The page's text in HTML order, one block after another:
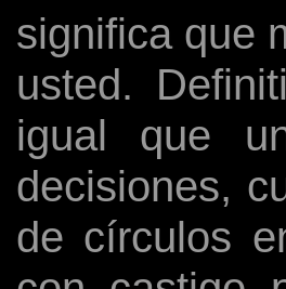
significa que
usted.
igual que
decisiones,
de círculos